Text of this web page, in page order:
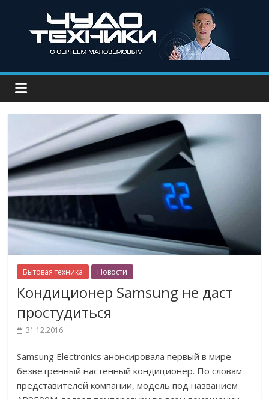
Бытовая техника Новости
Кондиционер Samsung не даст
простудиться
31.12.2016
Samsung Electronics анонсировала первый в мире
безветренный настенный кондиционер. По словам
представителей компании, модель под названием